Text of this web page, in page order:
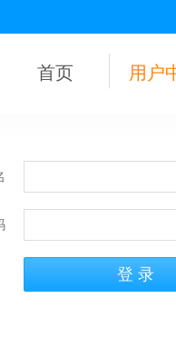
首页 用户